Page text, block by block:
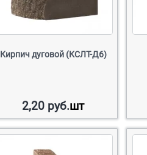
Кирпич дуговой (КСЛТ-Д6)
2,20 руб.шт